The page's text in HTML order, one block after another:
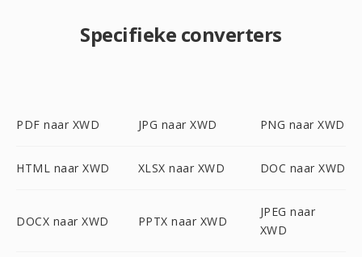
Specifieke converters
PDF naar XWD JPG naar XWD PNG naar XWD
HTML naar XWD XLSX naar XWD DOC naar XWD
DOCX naar XWD PPTX naar XWD
JPEG naar
XWD